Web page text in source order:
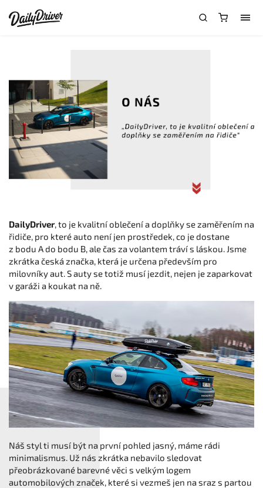
DailyDriver, to je kvalitní oblečení a doplňky se zaměřením na
řidiče, pro které auto není jen prostředek, co je dostane
z bodu A do bodu B, ale čas za volantem tráví s láskou. Jsme
zkrátka česká značka, která je určena především pro
milovníky aut. S auty se totiž musí jezdit, nejen je zaparkovat
v garáži a koukat na ně.
Náš styl ti musí být na první pohled jasný, máme rádi
minimalismus. Už nás zkrátka nebavilo sledovat
přeobrázkované barevné věci s velkým logem
automobilových značek, které si vezmeš jen na sraz s partou